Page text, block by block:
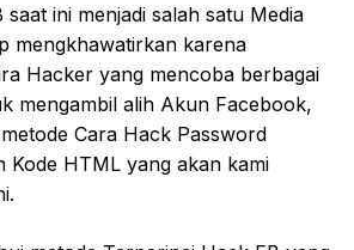
saat ini menjadi salah satu Media
mengkhawatirkan karena
Hacker yang mencoba berbagai
mengambil alih Akun Facebook,
Cara Hack Password
Kode HTML yang akan kami